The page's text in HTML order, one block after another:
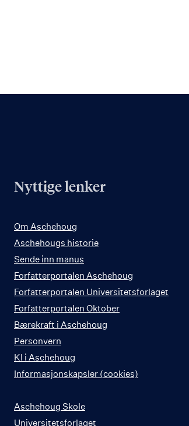
Nyttige lenker
Om Aschehoug
Aschehougs historie
Sende inn manus
Forfatterportalen Aschehoug
Forfatterportalen Universitetsforlaget
Forfatterportalen Oktober
Bærekraft i Aschehoug
Personvern
KI i Aschehoug
Informasjonskapsler (cookies)
Aschehoug Skole
Universitetsforlaget